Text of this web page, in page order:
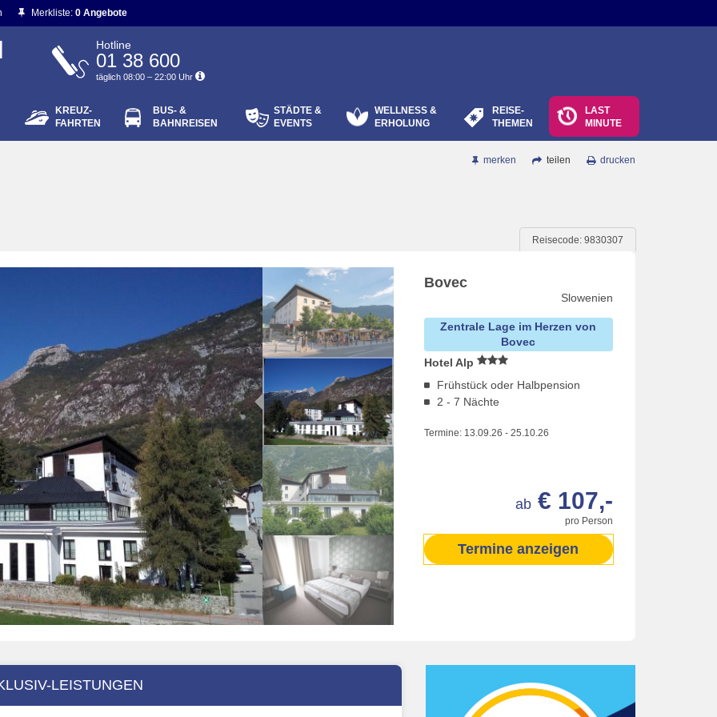
vergessen?
Merkliste: 0 Angebote
Hotline
01 38 600
täglich 08:00 – 22:00 Uhr
KREUZ-
FAHRTEN
BUS- &
BAHNREISEN
STÄDTE &
EVENTS
WELLNESS &
ERHOLUNG
REISE-
THEMEN
LAST
MINUTE
drucken
teilen
merken
Reisecode: 9830307
Bovec
Slowenien
Zentrale Lage im Herzen von
Bovec
Hotel Alp
Frühstück oder Halbpension
2 - 7 Nächte
Termine: 13.09.26 - 25.10.26
pro Person
ab € 107,-
Termine anzeigen
LEISTUNGEN